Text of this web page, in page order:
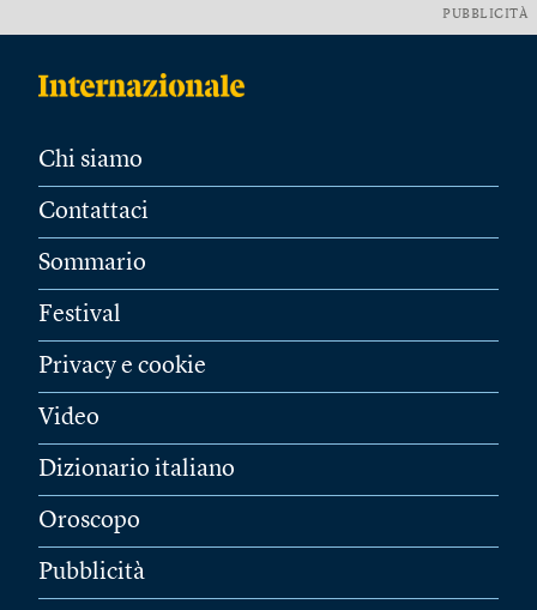
PUBBLICITÀ
Chi siamo
Contattaci
Sommario
Festival
Privacy e cookie
Video
Dizionario italiano
Oroscopo
Pubblicità